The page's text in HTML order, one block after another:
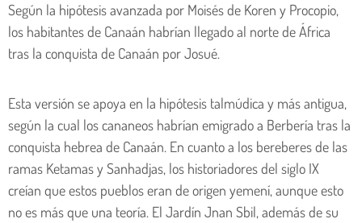
Según la hipótesis avanzada por Moisés de Koren y Procopio,
los habitantes de Canaán habrían llegado al norte de África
tras la conquista de Canaán por Josué.
Esta versión se apoya en la hipótesis talmúdica y más antigua,
según la cual los cananeos habrían emigrado a Berbería tras la
conquista hebrea de Canaán. En cuanto a los bereberes de las
ramas Ketamas y Sanhadjas, los historiadores del siglo IX
creían que estos pueblos eran de origen yemení, aunque esto
no es más que una teoría. El Jardín Jnan Sbil, además de su